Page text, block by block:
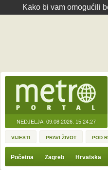
Kako bi vam omogućili
NEDJELJA, 09.08.2026. 15:24:27
VIJESTI PRAVI ŽIVOT POD
Početna Zagreb Hrvatska